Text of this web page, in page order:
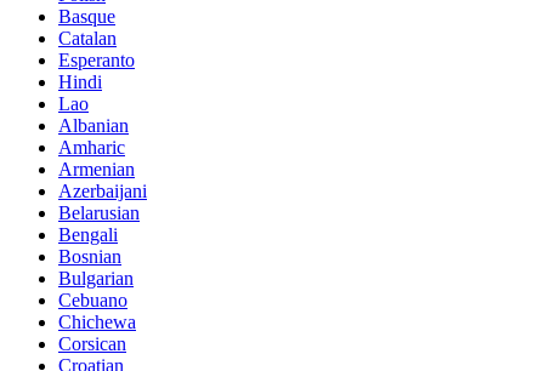
Basque
Catalan
Esperanto
Hindi
Lao
Albanian
Amharic
Armenian
Azerbaijani
Belarusian
Bengali
Bosnian
Bulgarian
Cebuano
Chichewa
Corsican
Croatian